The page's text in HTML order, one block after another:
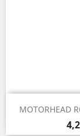

MOTORHEAD